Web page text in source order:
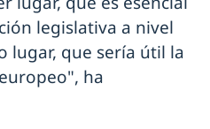
legislativa a nivel
lugar, que sería útil la
ha